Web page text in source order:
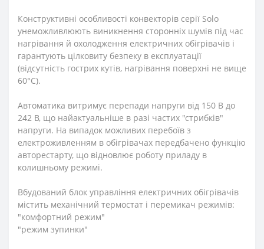
Конструктивні особливості конвекторів серії Solo
унеможливлюють виникнення сторонніх шумів під час
нагрівання й охолодження електричних обігрівачів і
гарантують цілковиту безпеку в експлуатації
(відсутність гострих кутів, нагрівання поверхні не вище
60°С).
Автоматика витримує перепади напруги від 150 В до
242 В, що найактуальніше в разі частих "стрибків"
напруги. На випадок можливих перебоїв з
електроживленням в обігрівачах передбачено функцію
авторестарту, що відновлює роботу приладу в
колишньому режимі.
Вбудований блок управління електричних обігрівачів
містить механічний термостат і перемикач режимів:
"комфортний режим"
"режим зупинки"